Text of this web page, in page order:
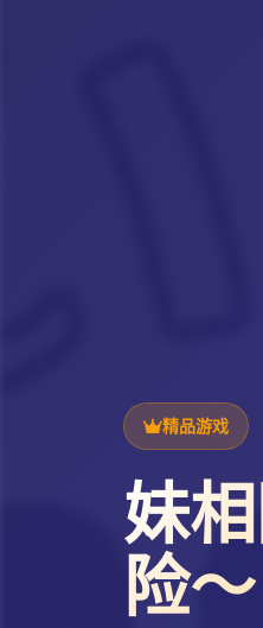
精品游戏
妹
险～